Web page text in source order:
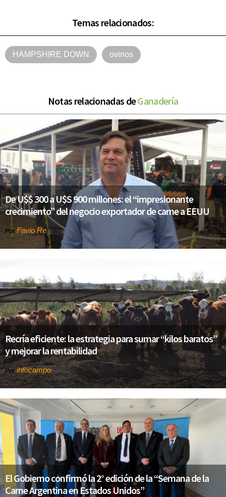
Temas relacionados:
HAMPSHIRE DOWN ovinos
Notas relacionadas deGanadería
De U$$ 300 a U$S 900 millones: el “impresionante
crecimiento” del negocio exportador de carne a EEUU
Por Favio Re
Recría eficiente: la estrategia para sumar “kilos baratos”
y mejorar la rentabilidad
Porinfocampo
El Gobierno confirmó la 2° edición de la “Semana de la
Carne Argentina en Estados Unidos”